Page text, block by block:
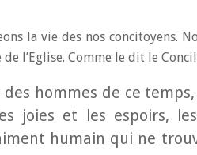
la vie des nos concitoyens.
l’Eglise. Comme le dit le
hommes de ce
joies et les espoirs,
humain qui ne